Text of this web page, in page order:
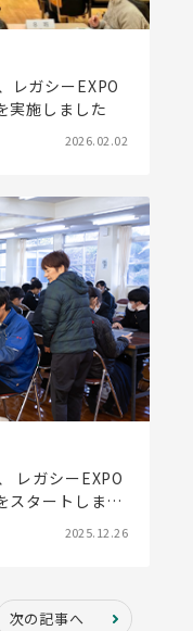
レガシーEXPO
実施しました
2026.02.02
レガシーEXPO
スタートしまし
2025.12.26
次の記事へ